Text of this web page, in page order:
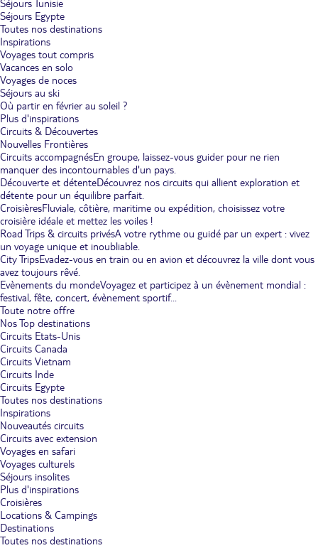
Séjours Tunisie
Séjours Egypte
Toutes nos destinations
Inspirations
Voyages tout compris
Vacances en solo
Voyages de noces
Séjours au ski
Où partir en février au soleil ?
Plus d'inspirations
Circuits & Découvertes
Nouvelles Frontières
Circuits accompagnésEn groupe, laissez-vous guider pour ne rien
manquer des incontournables d'un pays.
Découverte et détenteDécouvrez nos circuits qui allient exploration et
détente pour un équilibre parfait.
CroisièresFluviale, côtière, maritime ou expédition, choisissez votre
croisière idéale et mettez les voiles !
Road Trips & circuits privésA votre rythme ou guidé par un expert : vivez
un voyage unique et inoubliable.
City TripsEvadez-vous en train ou en avion et découvrez la ville dont vous
avez toujours rêvé.
Evènements du mondeVoyagez et participez à un évènement mondial :
festival, fête, concert, évènement sportif...
Toute notre offre
Nos Top destinations
Circuits Etats-Unis
Circuits Canada
Circuits Vietnam
Circuits Inde
Circuits Egypte
Toutes nos destinations
Inspirations
Nouveautés circuits
Circuits avec extension
Voyages en safari
Voyages culturels
Séjours insolites
Plus d'inspirations
Croisières
Locations & Campings
Destinations
Toutes nos destinations